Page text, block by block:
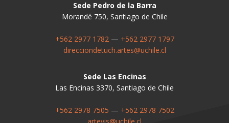
Sede Pedro de la Barra
Morandé 750, Santiago de Chile
+562 2977 1782— +562 2977 1797
direcciondetuch.artes@uchile.cl
Sede Las Encinas
Las Encinas 3370, Santiago de Chile
+562 2978 7505 — +562 2978 7502